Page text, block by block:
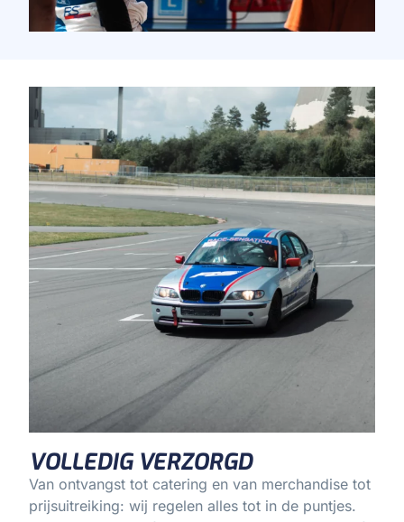
VOLLEDIG VERZORGD
Van ontvangst tot catering en van merchandise tot
prijsuitreiking: wij regelen alles tot in de puntjes.